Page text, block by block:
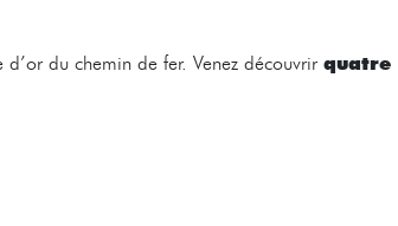
d’or du chemin de fer. Venez découvrirquatre